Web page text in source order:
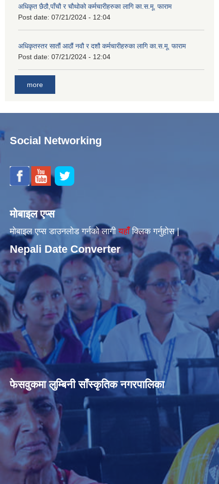
अधिकृत छैठौ,पाँचौ र चौथोको कर्मचारीहरुका लागि का.स.मू. फाराम
Post date: 07/21/2024 - 12:04
अधिकृतस्तर सातौं आठौं नवौ र दशौ कर्मचारीहरुका लागि का.स.मू. फाराम
Post date: 07/21/2024 - 12:04
more
Social Networking
मोबाइल एप्स
मोबाइल एप्स डाउनलोड गर्नको लागीयहाँँक्लिक गर्नुहोस |
Nepali Date Converter
फेसवुकमा लुम्बिनी साँस्कृतिक नगरपालिका